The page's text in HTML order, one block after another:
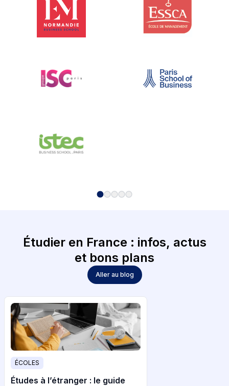
Étudier en France : infos, actus
et bons plans
Aller au blog
ÉCOLES
Études à l’étranger : le guide